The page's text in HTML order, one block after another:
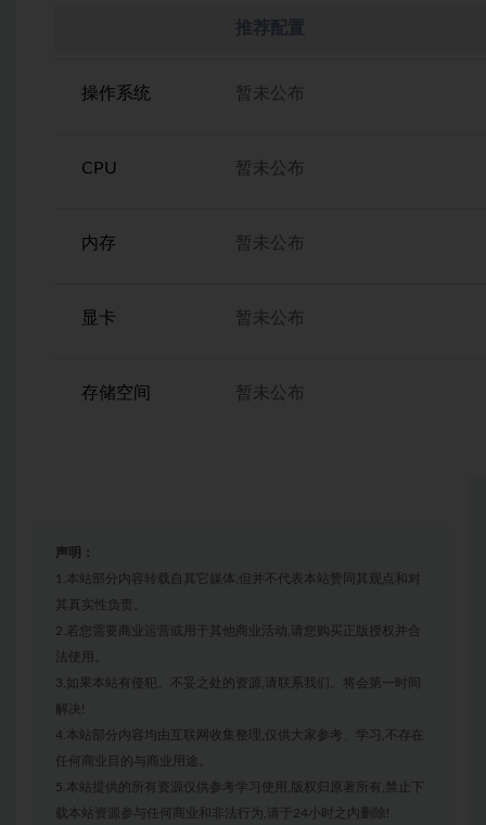
操作系统
CPU
内存
显卡
存储空间
推荐配置
暂未公布
暂未公布
暂未公布
暂未公布
暂未公布
声明：
1.本站部分内容转载自其它媒体,但并不代表本站赞同其观点和对
其真实性负责。
2.若您需要商业运营或用于其他商业活动,请您购买正版授权并合
法使用。
3.如果本站有侵犯、不妥之处的资源,请联系我们。将会第一时间
解决!
4.本站部分内容均由互联网收集整理,仅供大家参考、学习,不存在
任何商业目的与商业用途。
5.本站提供的所有资源仅供参考学习使用,版权归原著所有,禁止下
载本站资源参与任何商业和非法行为,请于24小时之内删除!